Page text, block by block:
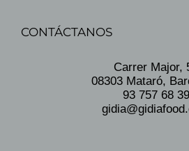
CONTÁCTANOS
Carrer Major,
08303 Mataró,
93 757 68 39